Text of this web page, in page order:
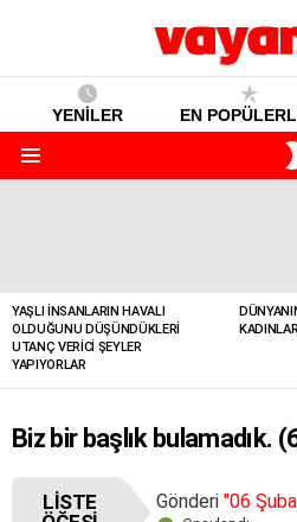
YENİLER EN
YAŞLI İNSANLARIN HAVALI
OLDUĞUNU DÜŞÜNDÜKLERI
UTANÇ VERICI ŞEYLER
YAPIYORLAR
KADINLARI
Biz bir başlık bulamadık.
LISTE
Gönderi"06 Şubat 2023